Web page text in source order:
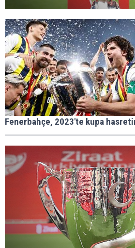
Fenerbahçe, 2023'te kupa